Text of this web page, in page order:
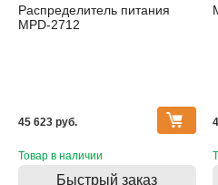
Распределитель питания
MPD-2712
45 623 pуб.
Товар в наличии
Быстрый заказ